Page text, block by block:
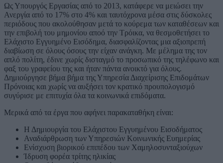
Ως Υπουργός Εργασίας από το 2013, κατάφερε να μειώσει την
Ανεργία από το 17% στο 4% και ταυτόχρονα μέσα στις δύσκολες
περιόδους που ακολούθησαν μετά το κούρεμα των καταθέσεων και
την επιβολή του μημονίου αποό την Τρόικα, να θεσμοθετήσει το
Ελάχιστο Εγγυημένο Εισόδημα, διασφαλίζοντας μια αξιοπρεπή
διαβίωση σε όλους όσους την είχαν ανάγκη. Με μέλημα της τον
απλό πολίτη, έδινε χωρίς δισταγμό το προσωπικό της τηλέφωνο και
φαξ του γραφείου της και ήταν πάντα ανοικτό για όλους.
Δημιούργησε βήμα βήμα της Υπηρεσία Διαχείρισης Επιδομάτων
Πρόνοιας και χωρίς να αυξήσει τον κρατικό προυπολογισμό
συγύρισε με επιτυχία όλα τα κοινωνικά επιδόματα.
Μερικά από τα έργα που αφήνει παρακαταθήκη είναι:
Η Δημιουργία του Ελάχιστου Εγγυημένου Εισοδήματος
Αναδιάρθρωση των Υπηρεσιών Κοινωνικής Ευημερίας
Ενίσχυση βιορικού επιπέδου των Χαμηλοσυνταξιούχων
Ίδρυση φορέα τρίτης ηλικίας